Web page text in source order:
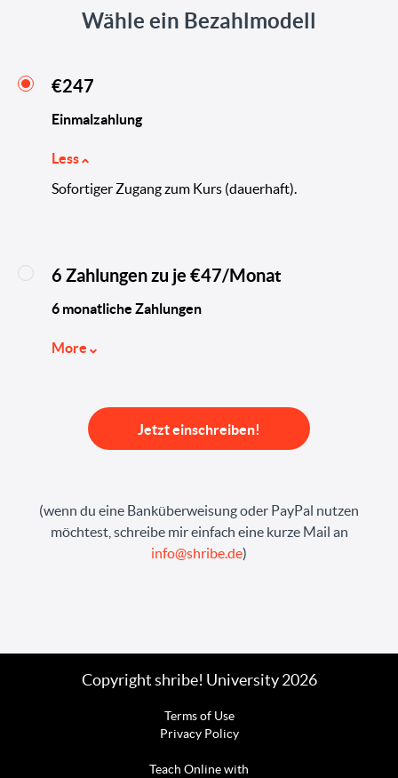
Wähle ein Bezahlmodell
€247
Einmalzahlung
Less
Sofortiger Zugang zum Kurs (dauerhaft).
6 Zahlungen zu je €47/Monat
6 monatliche Zahlungen
More
Jetzt einschreiben!
(wenn du eine Banküberweisung oder PayPal nutzen
möchtest, schreibe mir einfach eine kurze Mail an
info@shribe.de)
Copyright shribe! University 2026
Terms of Use
Privacy Policy
Teach Online with